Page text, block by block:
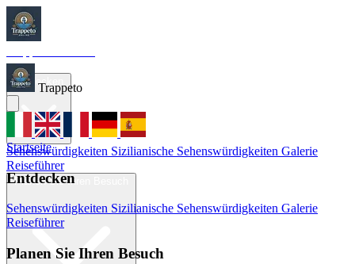
Startseite
Sehenswürdigkeiten Sizilianische Sehenswürdigkeiten Galerie
Reiseführer
Trappeto
Startseite
Entdecken
Sehenswürdigkeiten Sizilianische Sehenswürdigkeiten Galerie
Reiseführer
Planen Sie Ihren Besuch